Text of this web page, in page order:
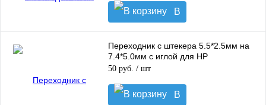
В
корзину
Переходник с штекера 5.5*2.5мм на
7.4*5.0мм с иглой для HP
50 руб. / шт
В